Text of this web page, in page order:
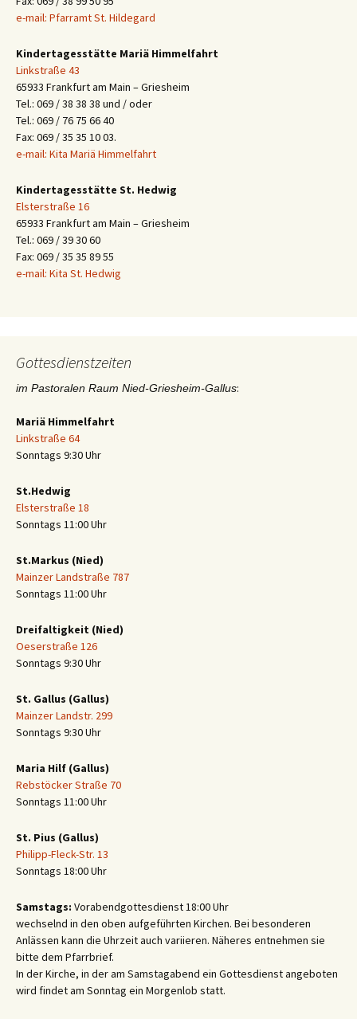
e-mail: Pfarramt St. Hildegard
Kindertagesstätte Mariä Himmelfahrt
Linkstraße 43
65933 Frankfurt am Main – Griesheim
Tel.: 069 / 38 38 38 und / oder
Tel.: 069 / 76 75 66 40
Fax: 069 / 35 35 10 03.
e-mail: Kita Mariä Himmelfahrt
Kindertagesstätte St. Hedwig
Elsterstraße 16
65933 Frankfurt am Main – Griesheim
Tel.: 069 / 39 30 60
Fax: 069 / 35 35 89 55
e-mail: Kita St. Hedwig
Gottesdienstzeiten
im Pastoralen Raum Nied-Griesheim-Gallus:
Mariä Himmelfahrt
Linkstraße 64
Sonntags 9:30 Uhr
St.Hedwig
Elsterstraße 18
Sonntags 11:00 Uhr
St.Markus (Nied)
Mainzer Landstraße 787
Sonntags 11:00 Uhr
Dreifaltigkeit (Nied)
Oeserstraße 126
Sonntags 9:30 Uhr
St. Gallus (Gallus)
Mainzer Landstr. 299
Sonntags 9:30 Uhr
Maria Hilf (Gallus)
Rebstöcker Straße 70
Sonntags 11:00 Uhr
St. Pius (Gallus)
Philipp-Fleck-Str. 13
Sonntags 18:00 Uhr
Samstags: Vorabendgottesdienst 18:00 Uhr
wechselnd in den oben aufgeführten Kirchen. Bei besonderen
Anlässen kann die Uhrzeit auch variieren. Näheres entnehmen sie
bitte dem Pfarrbrief.
In der Kirche, in der am Samstagabend ein Gottesdienst angeboten
wird findet am Sonntag ein Morgenlob statt.